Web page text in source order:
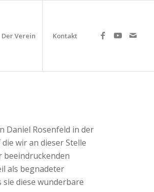
Der Verein Kontakt
Daniel Rosenfeld in der
wir an dieser Stelle
beeindruckenden
als begnadeter
diese wunderbare